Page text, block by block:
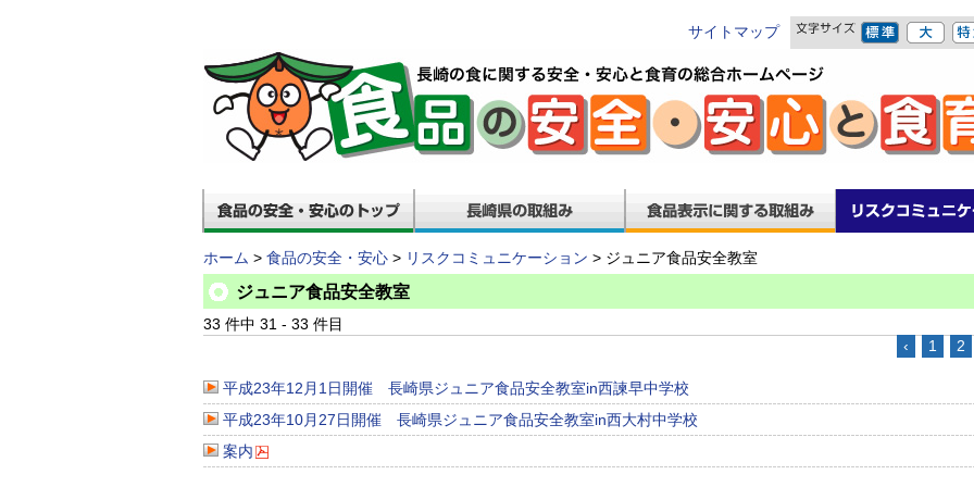
サイトマップ
ホーム > 食品の安全・安心 > リスクコミュニケーション > ジュニア食品安全教室
ジュニア食品安全教室
33 件中 31 - 33 件目
‹
1 2
平成23年12月1日開催 長崎県ジュニア食品安全教室in西諫早中学校
平成23年10月27日開催 長崎県ジュニア食品安全教室in西大村中学校
案内